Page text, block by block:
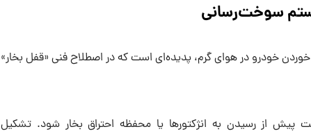
سوخت‌رسانی
خوردن خودرو در هوای گرم، پدیده‌ای است که در اصطلاح فنی «قفل بخار»
پیش از رسیدن به انژکتورها یا محفظه احتراق بخار شود. تشکیل